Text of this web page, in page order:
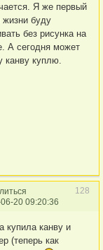
Я же первый
жизни буду
без рисунка на
А сегодня может
канву куплю.
128
20 09:20:36
купила канву и
(теперь как